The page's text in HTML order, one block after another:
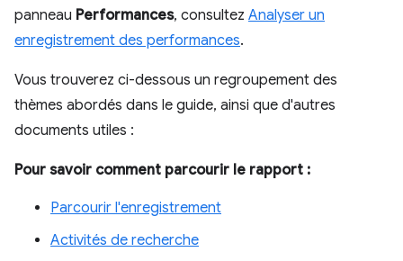
panneau Performances, consultez Analyser un
enregistrement des performances.
Vous trouverez ci-dessous un regroupement des
thèmes abordés dans le guide, ainsi que d'autres
documents utiles :
Pour savoir comment parcourir le rapport :
Parcourir l'enregistrement
Activités de recherche